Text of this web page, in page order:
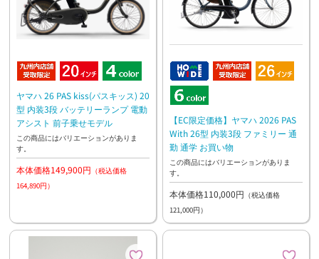
ヤマハ 26 PAS kiss(パスキッス) 20
型 内装3段 バッテリーランプ 電動
アシスト 前子乗せモデル
この商品にはバリエーションがありま
す。
本体価格149,900円 （税込価格
164,890円）
【EC限定価格】ヤマハ 2026 PAS
With 26型 内装3段 ファミリー 通
勤 通学 お買い物
この商品にはバリエーションがありま
す。
本体価格110,000円 （税込価格
121,000円）